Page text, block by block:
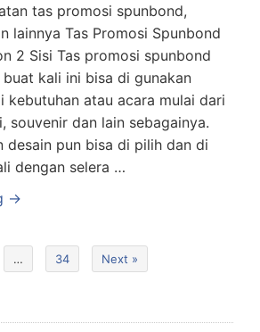
tas promosi spunbond,
lainnya Tas Promosi Spunbond
2 Sisi Tas promosi spunbond
kali ini bisa di gunakan
kebutuhan atau acara mulai dari
souvenir dan lain sebagainya.
desain pun bisa di pilih dan di
dengan selera …
→
… 34 Next »